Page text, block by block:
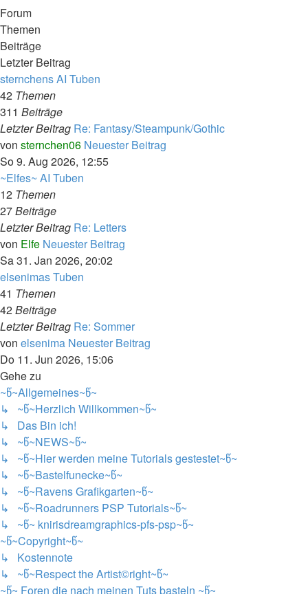
Forum
Themen
Beiträge
Letzter Beitrag
sternchens AI Tuben
42 Themen
311 Beiträge
Letzter Beitrag Re: Fantasy/Steampunk/Gothic
von sternchen06 Neuester Beitrag
So 9. Aug 2026, 12:55
~Elfes~ AI Tuben
12 Themen
27Beiträge
Letzter Beitrag Re: Letters
von Elfe Neuester Beitrag
Sa 31. Jan 2026, 20:02
elsenimas Tuben
41 Themen
42Beiträge
Letzter Beitrag Re: Sommer
von elsenima Neuester Beitrag
Do 11. Jun 2026, 15:06
Gehe zu
~წ~Allgemeines~წ~
↳ ~წ~Herzlich Willkommen~წ~
↳ Das Bin ich!
↳ ~წ~NEWS~წ~
↳ ~წ~Hier werden meine Tutorials gestestet~წ~
↳ ~წ~Bastelfunecke~წ~
↳ ~წ~Ravens Grafikgarten~წ~
↳ ~წ~Roadrunners PSP Tutorials~წ~
↳ ~წ~ knirisdreamgraphics-pfs-psp~წ~
~წ~Copyright~წ~
↳ Kostennote
↳ ~წ~Respect the Artist©right~წ~
~წ~ Foren die nach meinen Tuts basteln ~წ~